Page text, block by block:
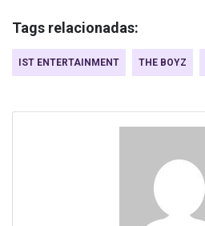
Tags relacionadas:
IST ENTERTAINMENT THE BOYZ